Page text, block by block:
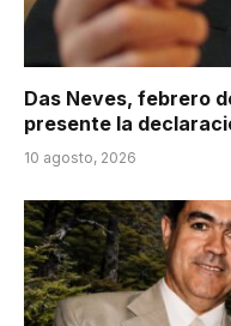
Das Neves, febrero
presente la
10 agosto, 2026